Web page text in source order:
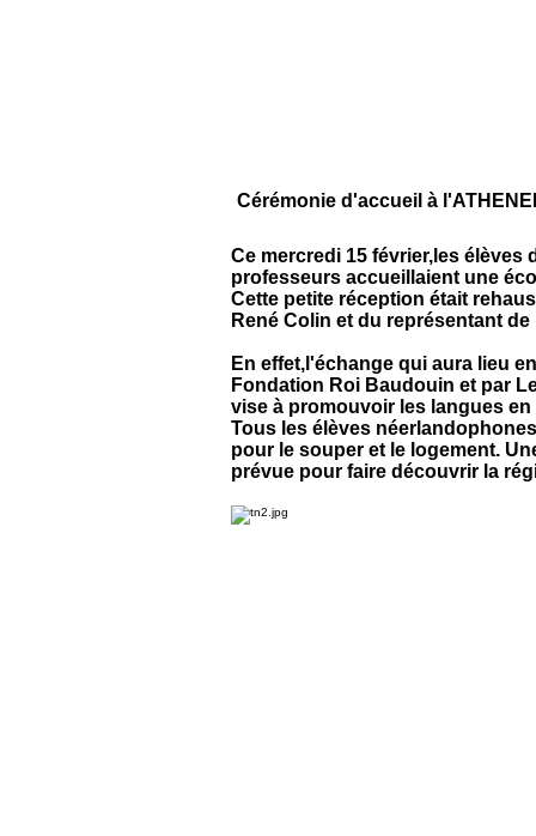
Cérémonie d'accueil à
Ce mercredi 15 février,les
professeurs accueillaient une
Cette petite réception était
René Colin et du représentant
En effet,l'échange qui aura lieu
Fondation Roi Baudouin et par
vise à promouvoir les langues
Tous les élèves
pour le souper et le logement.
prévue pour faire découvrir la